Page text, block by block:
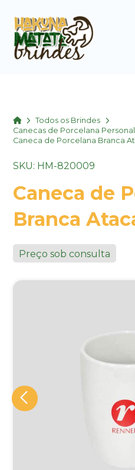
HomeTodos os Brindes
Canecas de Porcelana
Caneca de Porcelana Branca
SKU: HM-820009
Caneca de
Branca
Preço sob consulta